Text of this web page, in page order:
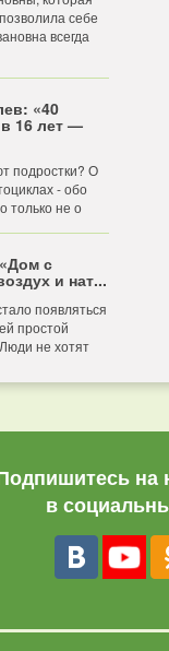
себе
всегда
«40
16 лет —
подростки? О
- обо
только не о
с
и нат...
появляться
простой
не хотят
на
в